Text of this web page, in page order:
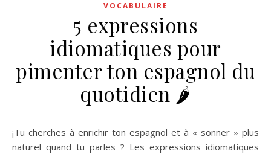
VOCABULAIRE
5 expressions
idiomatiques pour
pimenter ton espagnol du
quotidien 🌶️
¡Tu cherches à enrichir ton espagnol et à « sonner » plus
naturel quand tu parles ? Les expressions idiomatiques